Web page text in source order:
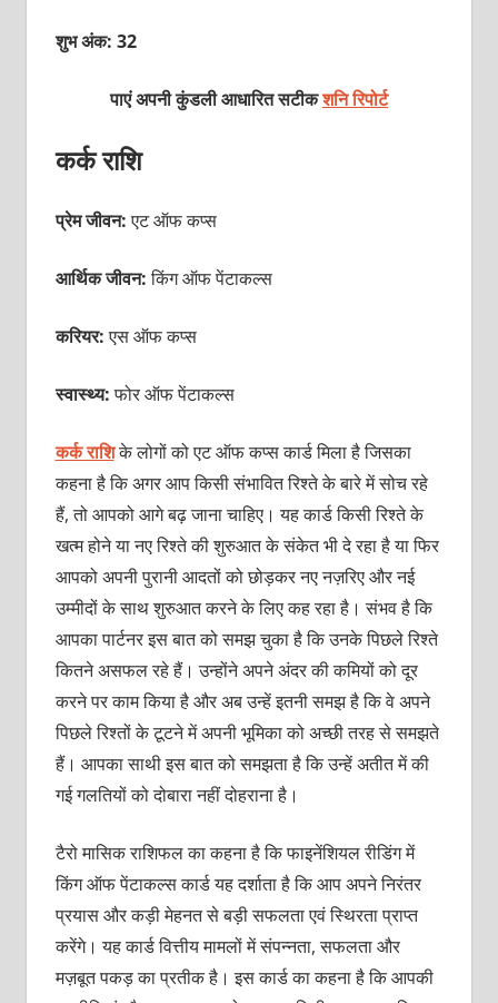
शुभ अंक: 32
पाएं अपनी कुंडली आधारित सटीकशनि रिपोर्ट
कर्क राशि
प्रेम जीवन:एट ऑफ कप्‍स
आर्थिक जीवन:किंग ऑफ पेंटाकल्‍स
करियर:एस ऑफ कप्‍स
स्वास्थ्य:फोर ऑफ पेंटाकल्‍स
कर्क राशिके लोगों को एट ऑफ कप्‍स कार्ड मिला है जिसका
कहना है कि अगर आप किसी संभावित रिश्‍ते के बारे में सोच रहे
हैं, तो आपको आगे बढ़ जाना चाहिए। यह कार्ड किसी रिश्‍ते के
खत्‍म होने या नए रिश्‍ते की शुरुआत के संकेत भी दे रहा है या फिर
आपको अपनी पुरानी आदतों को छोड़कर नए नज़रिए और नई
उम्‍मीदों के साथ शुरुआत करने के लिए कह रहा है। संभव है कि
आपका पार्टनर इस बात को समझ चुका है कि उनके पिछले रिश्‍ते
कितने असफल रहे हैं। उन्‍होंने अपने अंदर की कमियों को दूर
करने पर काम किया है और अब उन्‍हें इतनी समझ है कि वे अपने
पिछले रिश्‍तों के टूटने में अपनी भूमिका को अच्‍छी तरह से समझते
हैं। आपका साथी इस बात को समझता है कि उन्‍हें अतीत में की
गई गलतियों को दोबारा नहीं दोहराना है।
टैरो मासिक राशिफल का कहना है कि फाइनेंशियल रीडिंग में
किंग ऑफ पेंटाकल्‍स कार्ड यह दर्शाता है कि आप अपने निरंतर
प्रयास और कड़ी मेहनत से बड़ी सफलता एवं स्थिरता प्राप्‍त
करेंगे। यह कार्ड वित्तीय मामलों में संपन्‍नता, सफलता और
मज़बूत पकड़ का प्रतीक है। इस कार्ड का कहना है कि आपकी